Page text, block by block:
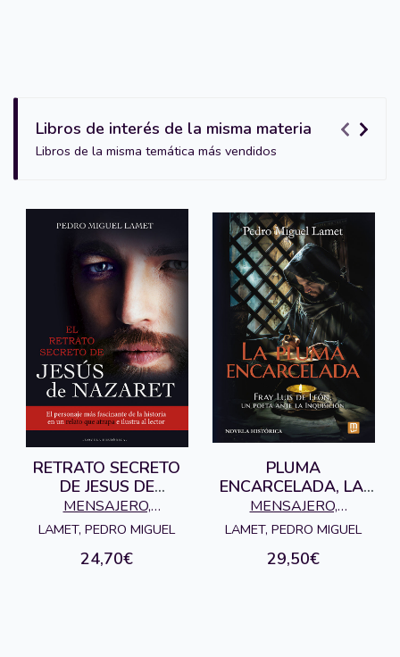
Libros de interés de la misma materia
Libros de la misma temática más vendidos
RETRATO SECRETO
DE JESUS DE
NAZARET, EL
MENSAJERO,
EDICIONES
LAMET, PEDRO MIGUEL
24,70€
PLUMA
ENCARCELADA, LA.
FRAY LUIS DE LEON
MENSAJERO,
EDICIONES
LAMET, PEDRO MIGUEL
29,50€